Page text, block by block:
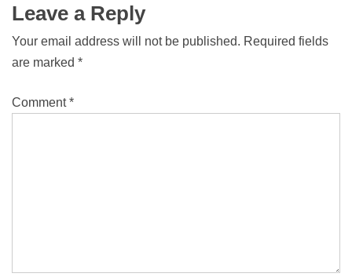
Leave a Reply
Your email address will not be published. Required fields
are marked *
Comment*